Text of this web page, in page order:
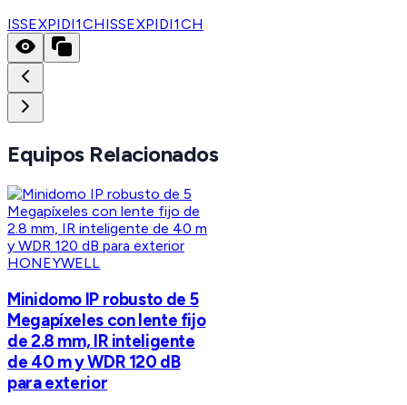
ISSEXPIDI1CHISSEXPIDI1CH
Equipos Relacionados
HONEYWELL
Minidomo IP robusto de 5
Megapíxeles con lente fijo
de 2.8 mm, IR inteligente
de 40 m y WDR 120 dB
para exterior